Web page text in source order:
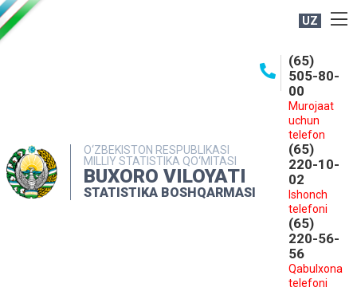
UZ
O‘ZBEKISTON RESPUBLIKASI
MILLIY STATISTIKA QO‘MITASI
BUXORO VILOYATI
STATISTIKA BOSHQARMASI
(65)
505-80-
00
Murojaat
uchun
telefon
(65)
220-10-
02
Ishonch
telefoni
(65)
220-56-
56
Qabulxona
telefoni
MATBUOT XIZMATI
MUROJAATLAR